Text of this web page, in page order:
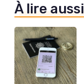
À lire aussi